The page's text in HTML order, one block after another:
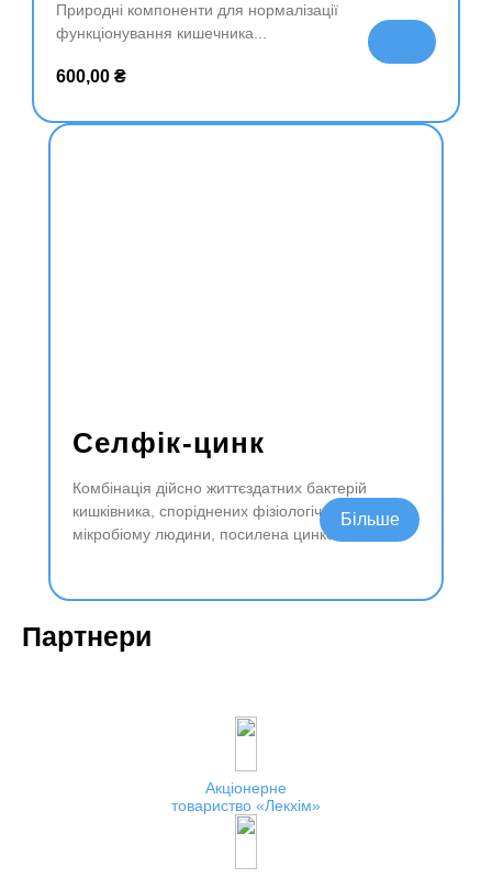
Природні компоненти для нормалізації
функціонування кишечника
600,00 ₴
да
ко
Селфік-цинк
Комбінація дійсно життєздатних бактерій
кишківника, споріднених фізіологічному
мікробіому людини, посилена цинком
Читати далі
Партнери
Акціонерне
товариство
Лекхім